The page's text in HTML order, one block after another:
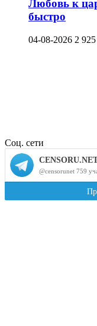
Любовь к
быстро
04-08-2026 2 925
Соц. сети